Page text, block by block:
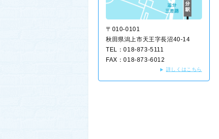
〒010-0101
秋田県潟上市天王字長沼40-14
TEL：018-873-5111
FAX：018-873-6012
詳しくはこちら